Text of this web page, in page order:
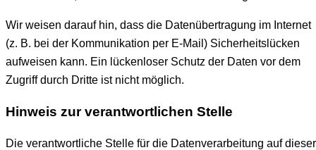
Wir weisen darauf hin, dass die Datenübertragung im Internet
(z. B. bei der Kommunikation per E-Mail) Sicherheitslücken
aufweisen kann. Ein lückenloser Schutz der Daten vor dem
Zugriff durch Dritte ist nicht möglich.
Hinweis zur verantwortlichen Stelle
Die verantwortliche Stelle für die Datenverarbeitung auf dieser